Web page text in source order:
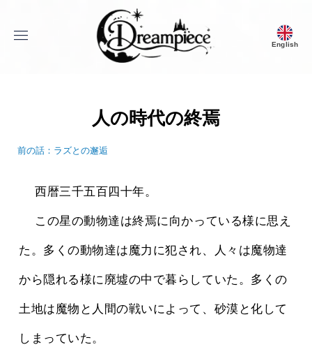
menu English
Dream Piece
人の時代の終焉
前の話：ラズとの邂逅
西暦三千五百四十年。
た。多くの動物達は魔力に犯され、人々は魔物達
から隠れる様に廃墟の中で暮らしていた。多くの
土地は魔物と人間の戦いによって、砂漠と化して
しまっていた。